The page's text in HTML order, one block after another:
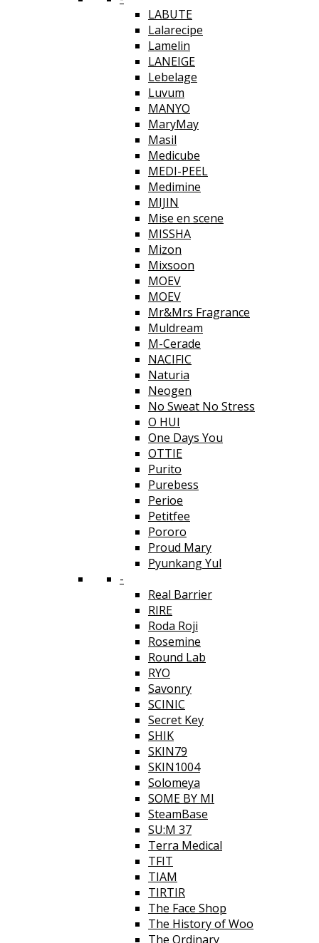
LABUTE
Lalarecipe
Lamelin
LANEIGE
Lebelage
Luvum
MANYO
MaryMay
Masil
Medicube
MEDI-PEEL
Medimine
MIJIN
Mise en scene
MISSHA
Mizon
Mixsoon
MOEV
MOEV
Mr&Mrs Fragrance
Muldream
M-Cerade
NACIFIC
Naturia
Neogen
No Sweat No Stress
O HUI
One Days You
OTTIE
Purito
Purebess
Perioe
Petitfee
Pororo
Proud Mary
Pyunkang Yul
-
Real Barrier
RIRE
Roda Roji
Rosemine
Round Lab
RYO
Savonry
SCINIC
Secret Key
SHIK
SKIN79
SKIN1004
Solomeya
SOME BY MI
SteamBase
SU:M 37
Terra Medical
TFIT
TIAM
TIRTIR
The Face Shop
The History of Woo
The Ordinary